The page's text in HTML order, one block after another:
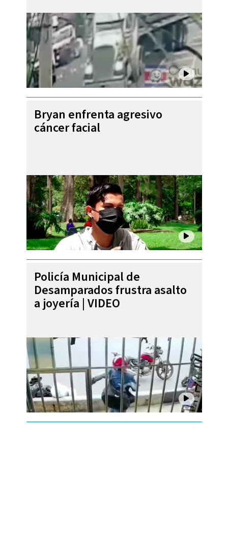
Bryan enfrenta agresivo
cáncer facial
Policía Municipal de
Desamparados frustra asalto
a joyería | VIDEO